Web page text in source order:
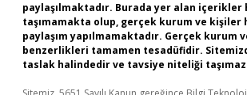
paylaşılmaktadır. Burada yer alan
taşımamakta olup, gerçek kurum ve kişiler
paylaşım yapılmamaktadır. Gerçek kurum
benzerlikleri tamamen tesadüfidir.
taslak halindedir ve tavsiye niteliği